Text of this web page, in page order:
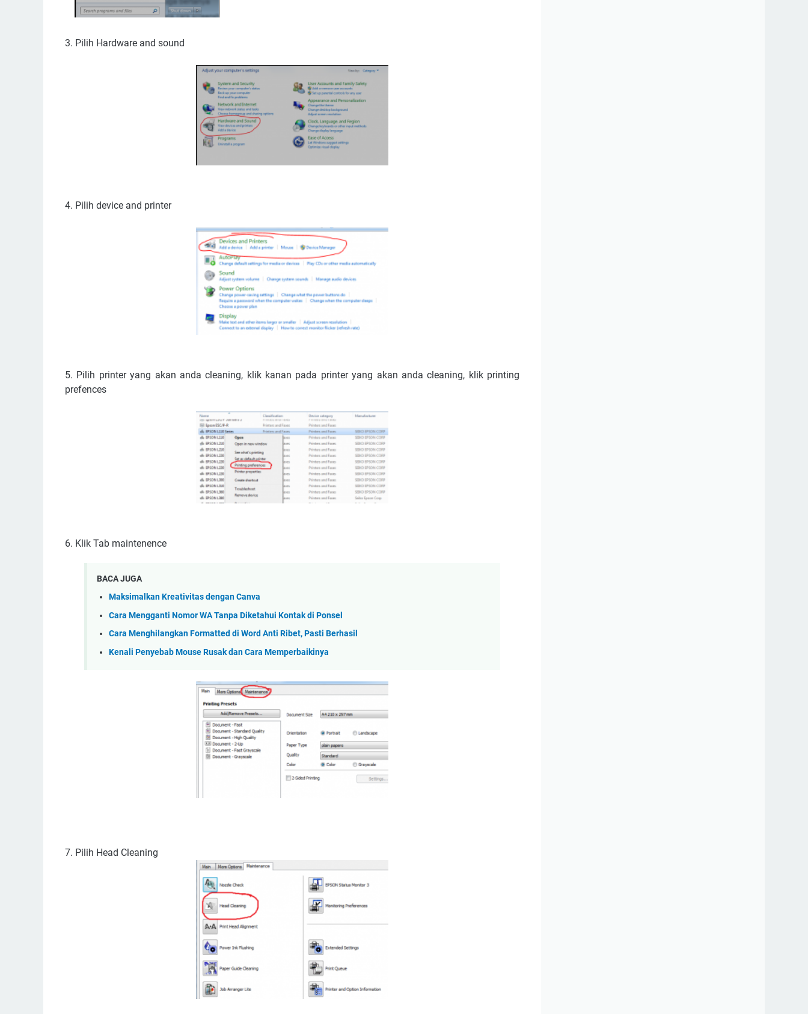
3. Pilih Hardware and sound
4. Pilih device and printer
5. Pilih printer yang akan anda cleaning, klik kanan pada printer yang akan anda cleaning, klik printing
prefences
6. Klik Tab maintenence
BACA JUGA
Maksimalkan Kreativitas dengan Canva
Cara Mengganti Nomor WA Tanpa Diketahui Kontak di Ponsel
Cara Menghilangkan Formatted di Word Anti Ribet, Pasti Berhasil
Kenali Penyebab Mouse Rusak dan Cara Memperbaikinya
7. Pilih Head Cleaning